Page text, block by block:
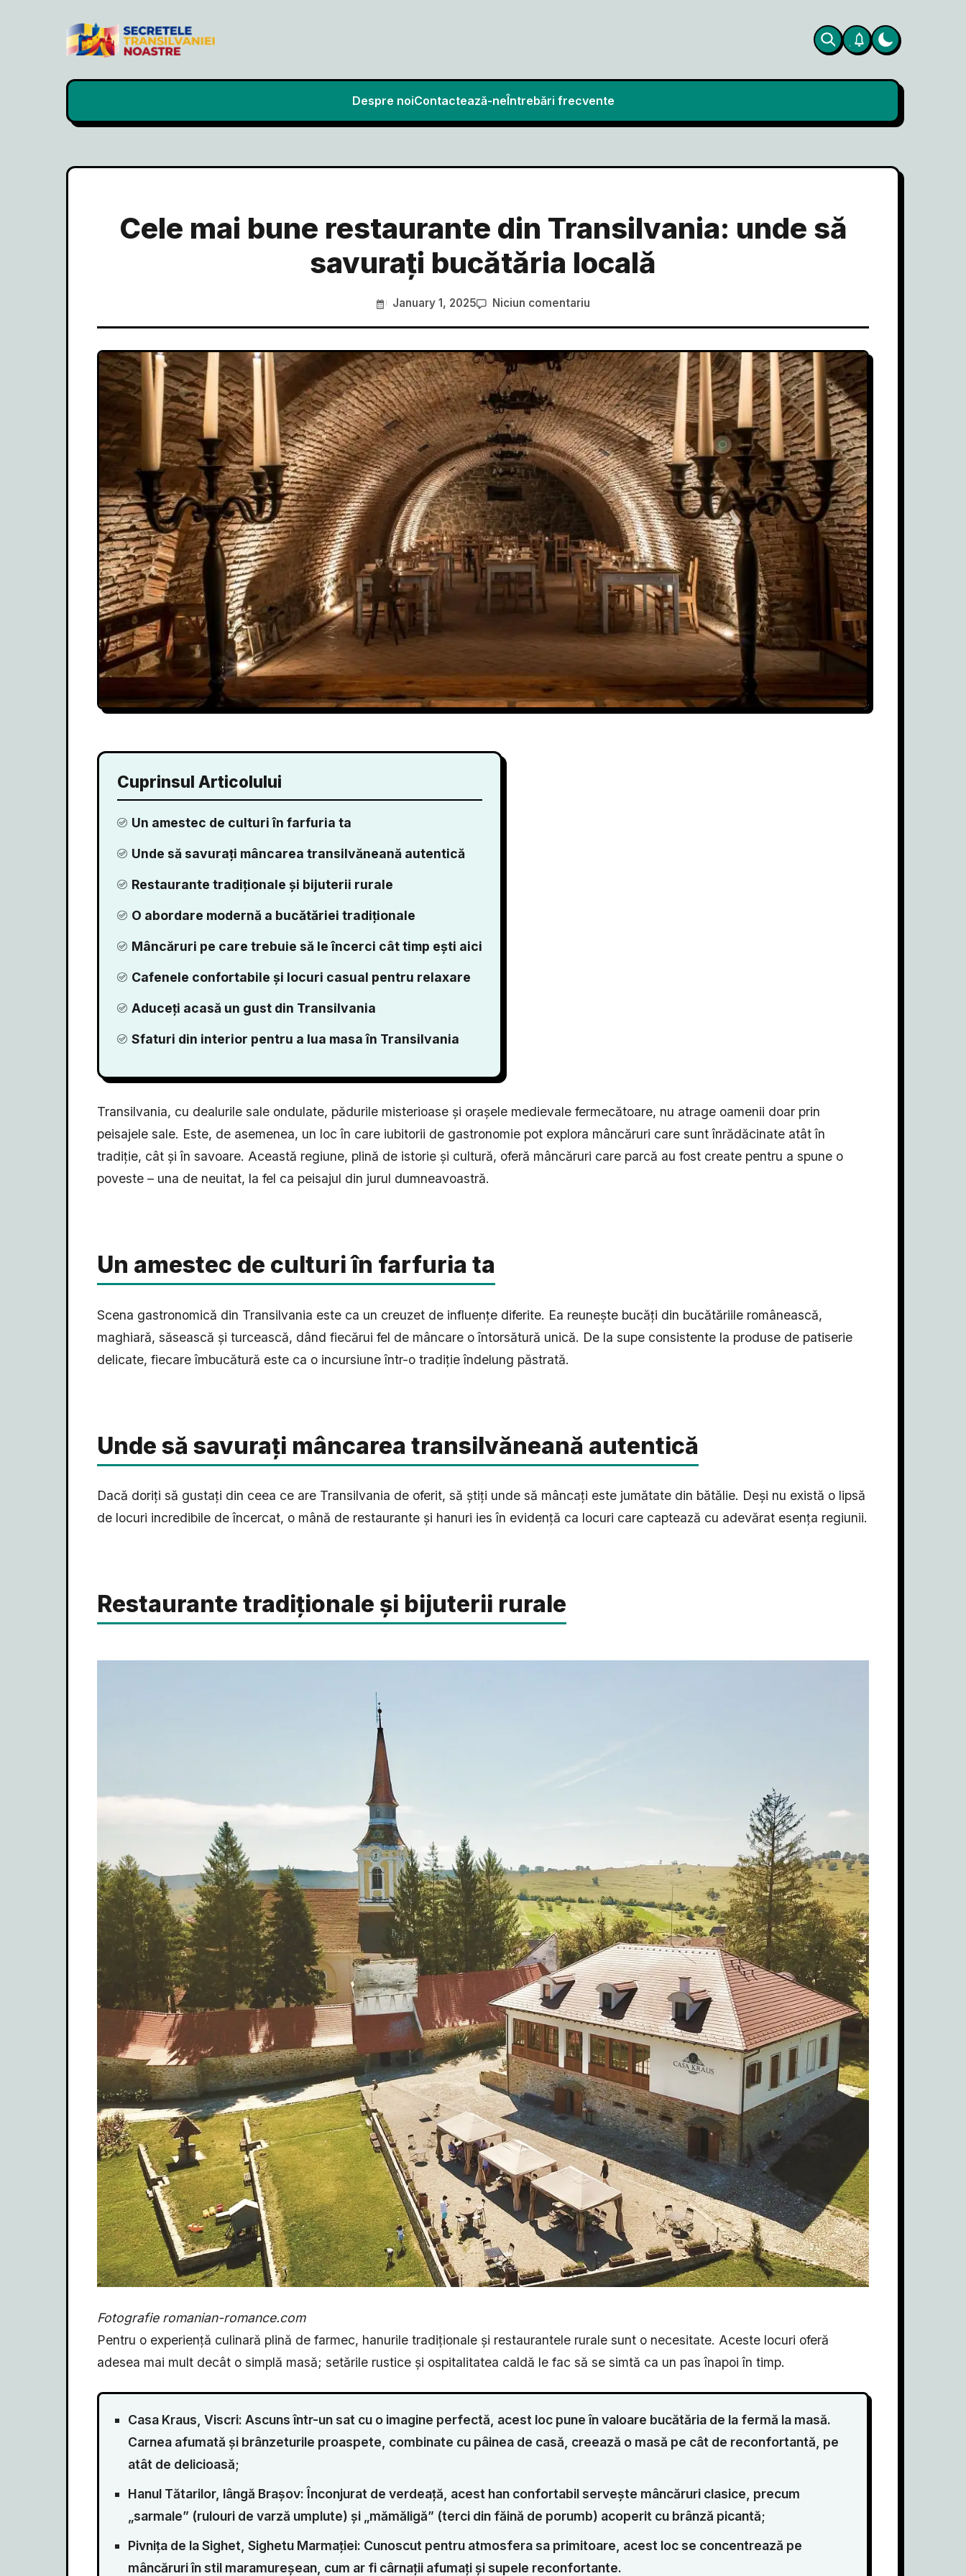
Despre noiContactează-neÎntrebări frecvente
Cele mai bune restaurante din Transilvania: unde să
savurați bucătăria locală
January 1, 2025 Niciun comentariu
Cuprinsul Articolului
Un amestec de culturi în farfuria ta
Unde să savurați mâncarea transilvăneană autentică
Restaurante tradiționale și bijuterii rurale
O abordare modernă a bucătăriei tradiționale
Mâncăruri pe care trebuie să le încerci cât timp ești aici
Cafenele confortabile și locuri casual pentru relaxare
Aduceți acasă un gust din Transilvania
Sfaturi din interior pentru a lua masa în Transilvania
Transilvania, cu dealurile sale ondulate, pădurile misterioase și orașele medievale fermecătoare, nu atrage oamenii doar prin
peisajele sale. Este, de asemenea, un loc în care iubitorii de gastronomie pot explora mâncăruri care sunt înrădăcinate atât în
tradiție, cât și în savoare. Această regiune, plină de istorie și cultură, oferă mâncăruri care parcă au fost create pentru a spune o
poveste – una de neuitat, la fel ca peisajul din jurul dumneavoastră.
Un amestec de culturi în farfuria ta
Scena gastronomică din Transilvania este ca un creuzet de influențe diferite. Ea reunește bucăți din bucătăriile românească,
maghiară, săsească și turcească, dând fiecărui fel de mâncare o întorsătură unică. De la supe consistente la produse de patiserie
delicate, fiecare îmbucătură este ca o incursiune într-o tradiție îndelung păstrată.
Unde să savurați mâncarea transilvăneană autentică
Dacă doriți să gustați din ceea ce are Transilvania de oferit, să știți unde să mâncați este jumătate din bătălie. Deși nu există o lipsă
de locuri incredibile de încercat, o mână de restaurante și hanuri ies în evidență ca locuri care captează cu adevărat esența regiunii.
Restaurante tradiționale și bijuterii rurale
Fotografie romanian-romance.com
Pentru o experiență culinară plină de farmec, hanurile tradiționale și restaurantele rurale sunt o necesitate. Aceste locuri oferă
adesea mai mult decât o simplă masă; setările rustice și ospitalitatea caldă le fac să se simtă ca un pas înapoi în timp.
Casa Kraus, Viscri: Ascuns într-un sat cu o imagine perfectă, acest loc pune în valoare bucătăria de la fermă la masă.
Carnea afumată și brânzeturile proaspete, combinate cu pâinea de casă, creează o masă pe cât de reconfortantă, pe
atât de delicioasă;
Hanul Tătarilor, lângă Brașov: Înconjurat de verdeață, acest han confortabil servește mâncăruri clasice, precum
„sarmale” (rulouri de varză umplute) și „mămăligă” (terci din făină de porumb) acoperit cu brânză picantă;
Pivnița de la Sighet, Sighetu Marmației: Cunoscut pentru atmosfera sa primitoare, acest loc se concentrează pe
mâncăruri în stil maramureșean, cum ar fi cârnații afumați și supele reconfortante.